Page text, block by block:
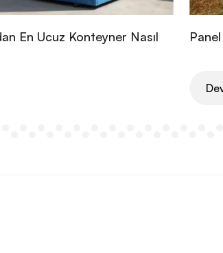
En Ucuz Konteyner Nasıl